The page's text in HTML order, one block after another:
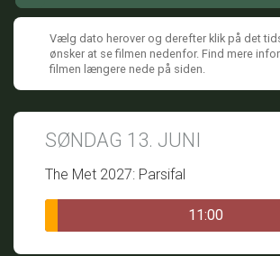
Vælg dato herover og derefter klik på det
ønsker at se filmen nedenfor. Find mere
filmen længere nede på siden.
SØNDAG 13. JUNI
The Met 2027: Parsifal
11:00